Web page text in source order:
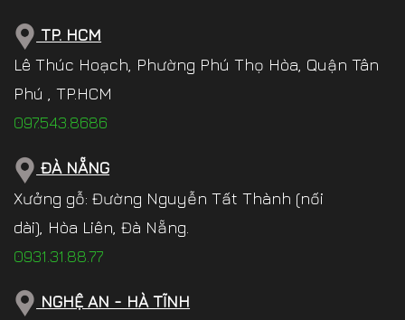
TP. HCM
Lê Thúc Hoạch, Phường Phú Thọ Hòa, Quận Tân
Phú , TP.HCM
097.543.8686
ĐÀ NẴNG
Xưởng gỗ: Đường Nguyễn Tất Thành (nối
dài), Hòa Liên, Đà Nẵng.
0931.31.88.77
NGHỆ AN - HÀ TĨNH